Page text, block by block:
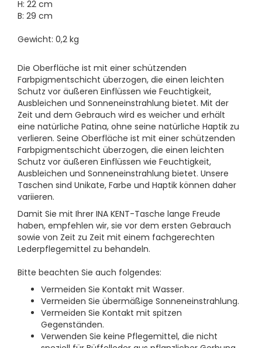
H: 22 cm
B: 29 cm
Gewicht: 0,2 kg
Die Oberfläche ist mit einer schützenden
Farbpigmentschicht überzogen, die einen leichten
Schutz vor äußeren Einflüssen wie Feuchtigkeit,
Ausbleichen und Sonneneinstrahlung bietet. Mit der
Zeit und dem Gebrauch wird es weicher und erhält
eine natürliche Patina, ohne seine natürliche Haptik zu
verlieren. Seine Oberfläche ist mit einer schützenden
Farbpigmentschicht überzogen, die einen leichten
Schutz vor äußeren Einflüssen wie Feuchtigkeit,
Ausbleichen und Sonneneinstrahlung bietet. Unsere
Taschen sind Unikate, Farbe und Haptik können daher
variieren.
Damit Sie mit Ihrer INA KENT-Tasche lange Freude
haben, empfehlen wir, sie vor dem ersten Gebrauch
sowie von Zeit zu Zeit mit einem fachgerechten
Lederpflegemittel zu behandeln.
Bitte beachten Sie auch folgendes:
Vermeiden Sie Kontakt mit Wasser.
Vermeiden Sie übermäßige Sonneneinstrahlung.
Vermeiden Sie Kontakt mit spitzen
Gegenständen.
Verwenden Sie keine Pflegemittel, die nicht